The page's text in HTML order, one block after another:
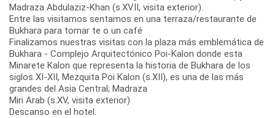
Madraza Abdulaziz-Khan (s.XVII, visita exterior).
Entre las visitamos sentamos en una terraza/restaurante de
Bukhara para tomar te o un café
Finalizamos nuestras visitas con la plaza más emblemática de
Bukhara - Complejo Arquitectónico Poi-Kalon donde esta
Minarete Kalon que representa la historia de Bukhara de los
siglos XI-XII, Mezquita Poi Kalon (s.XII), es una de las más
grandes del Asia Central; Madraza
Miri Arab (s.XV, visita exterior)
Descanso en el hotel.